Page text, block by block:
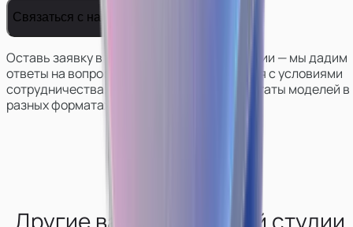
Связаться с нами
Оставь заявку в телеграм боте нашей студии — мы дадим
ответы на вопросы, поможем определиться с условиями
сотрудничества, покажем работу и результаты моделей в
разных форматах.
Другие вакансии нашей студии